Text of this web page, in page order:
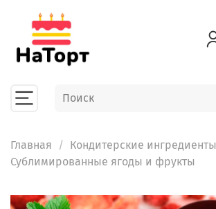
Главная
Кондитерские ингредиенты
Сублимированные ягоды и фрукты